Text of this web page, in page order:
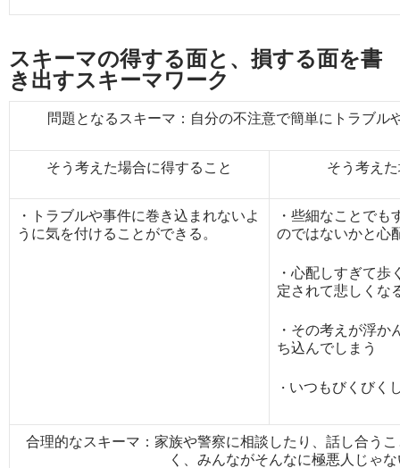
スキーマの得する面と、損する面を書
き出すスキーマワーク
問題となるスキーマ：自分の不注意で簡単にトラブル
そう考えた場合に得すること そう考え
・トラブルや事件に巻き込まれないよ
うに気を付けることができる。
・些細なことで
のではないかと心
・心配しすぎて
定されて悲しくな
・その考えが浮
ち込んでしまう
・ いつもびくびく
合理的なスキーマ：家族や警察に相談したり、話し合う
く、みんながそんなに極悪人じゃな